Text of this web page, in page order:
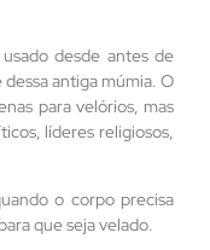
desde antes de
antiga múmia. O
para velórios, mas
líderes religiosos,
o corpo precisa
que seja velado.